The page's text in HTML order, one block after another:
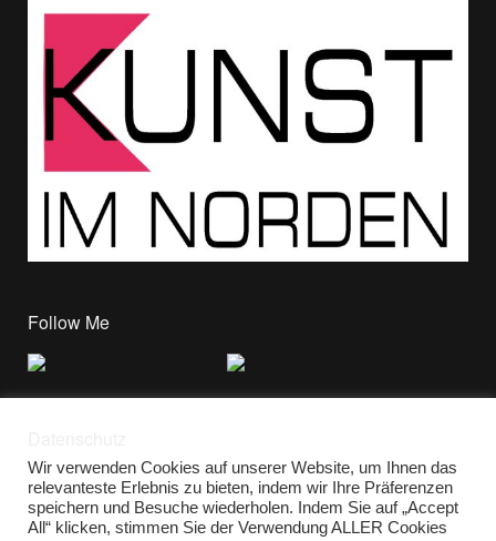
Follow Me
Wir verwenden Cookies auf unserer Website, um Ihnen das
relevanteste Erlebnis zu bieten, indem wir Ihre Präferenzen
speichern und Besuche wiederholen. Indem Sie auf „Accept
All“ klicken, stimmen Sie der Verwendung ALLER Cookies